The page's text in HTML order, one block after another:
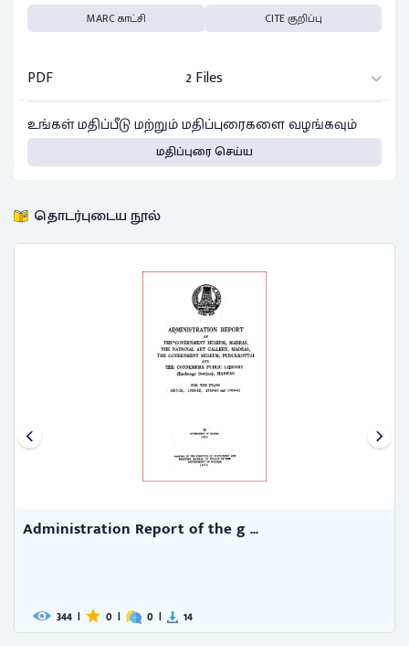
MARC காட்சி CITE குறிப்பு
PDF
2 Files
உங்கள் மதிப்பீடு மற்றும் மதிப்புரைகளை வழங்கவும்
மதிப்புரை செய்ய
தொடர்புடைய நூல்
Administration Report of the g ...
344 | 0 | 0 | 14